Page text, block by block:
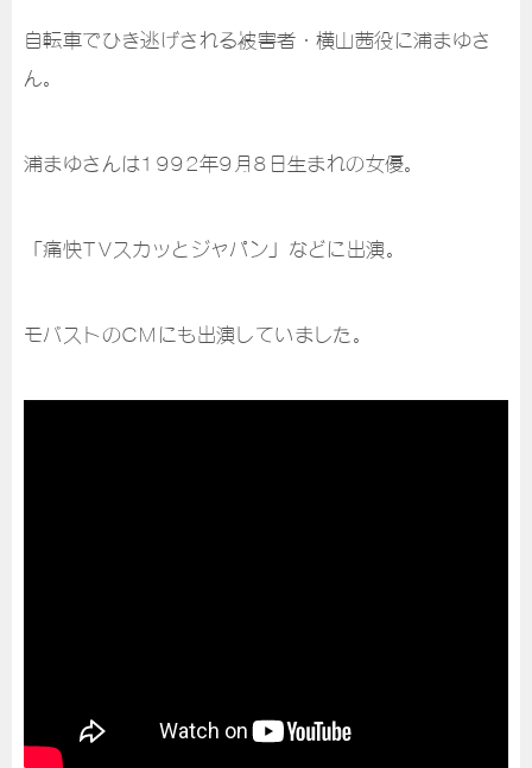
自転車でひき逃げされる被害者・横山茜役に浦まゆさ
ん。
浦まゆさんは1992年9月8日生まれの女優。
「痛快TVスカッとジャパン」などに出演。
モバストのCMにも出演していました。